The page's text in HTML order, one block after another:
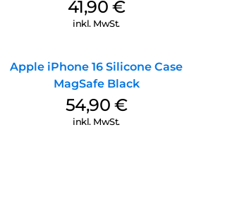
41,90 €
inkl. MwSt.
Apple iPhone 16 Silicone Case
MagSafe Black
54,90 €
inkl. MwSt.